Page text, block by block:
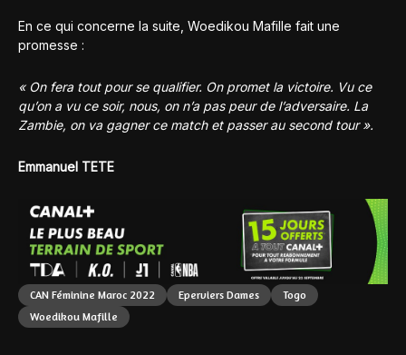
En ce qui concerne la suite, Woedikou Mafille fait une
promesse :
« On fera tout pour se qualifier. On promet la victoire. Vu ce
qu’on a vu ce soir, nous, on n’a pas peur de l’adversaire. La
Zambie, on va gagner ce match et passer au second tour ».
Emmanuel TETE
CAN Féminine Maroc 2022 Eperviers Dames
Togo
Woedikou Mafille